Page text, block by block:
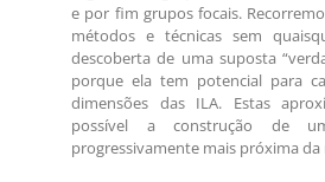
e por fim grupos focais.
métodos e técnicas sem
descoberta de uma suposta
porque ela tem potencial para
dimensões das ILA. Estas
possível a construção de
progressivamente mais próxima da